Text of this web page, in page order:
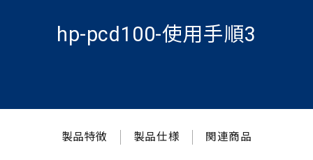
hp-pcd100-使用手順3
製品特徴 製品仕様 関連商品